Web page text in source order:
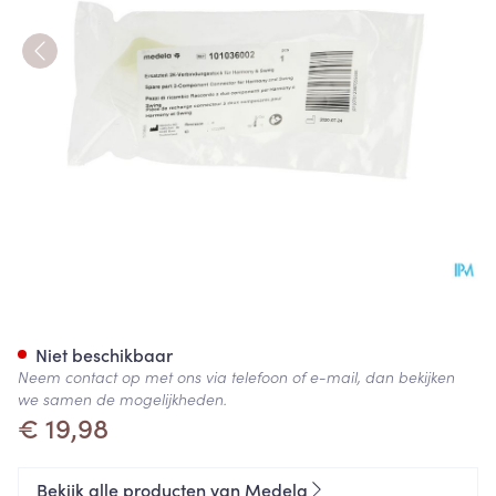
€ 19,98
Niet beschikbaar
Neem contact op met ons via telefoon of e-mail, dan bekijken
we samen de mogelijkheden.
Bekijk alle producten van Medela